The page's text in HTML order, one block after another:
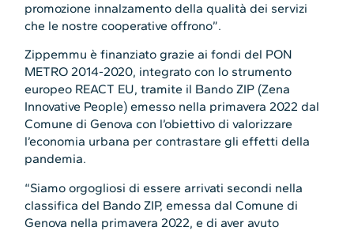
promozione innalzamento della qualità dei servizi
che le nostre cooperative offrono”.
Zippemmu è finanziato grazie ai fondi del PON
METRO 2014-2020, integrato con lo strumento
europeo REACT EU, tramite il Bando ZIP (Zena
Innovative People) emesso nella primavera 2022 dal
Comune di Genova con l’obiettivo di valorizzare
l’economia urbana per contrastare gli effetti della
pandemia.
“Siamo orgogliosi di essere arrivati secondi nella
classifica del Bando ZIP, emessa dal Comune di
Genova nella primavera 2022, e di aver avuto